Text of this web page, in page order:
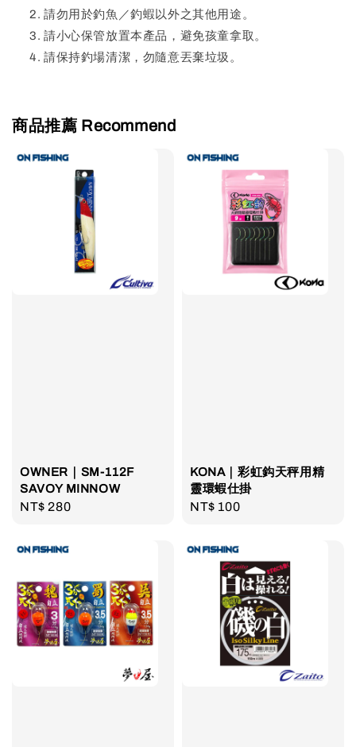
請勿用於釣魚／釣蝦以外之其他用途。
請小心保管放置本產品，避免孩童拿取。
請保持釣場清潔，勿隨意丟棄垃圾。
商品推薦 Recommend
OWNER｜SM-112F
SAVOY MINNOW
Regular
NT$ 280
KONA｜彩虹鈎天秤用精
靈環蝦仕掛
Regular
NT$ 100